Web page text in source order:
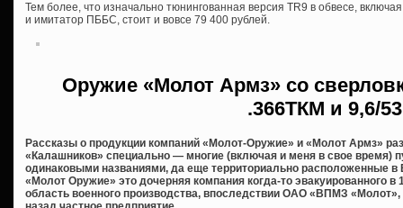
Тем более, что изначально тюнингованная версия TR9 в обвесе,
и имитатор ПББС, стоит и вовсе 79 400 рублей.
Оружие «Молот Армз» со
.366ТКМ и 9,6/53
Рассказы о продукции компаний «Молот-Оружие» и «Молот Армз»
«Калашников» специально — многие (включая и меня в свое время)
одинаковыми названиями, да еще территориально расположенные в
«Молот Оружие» это дочерняя компания когда-то эвакуированного в
область военного производства, впоследствии ОАО «ВПМЗ